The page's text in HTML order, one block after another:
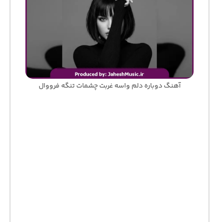
آهنگ دوباره دلم واسه غربت چشمات تنگه فرووال